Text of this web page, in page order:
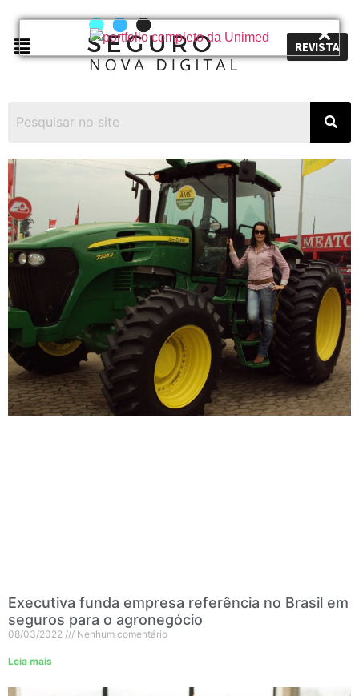
REVISTA
Executiva funda empresa referência no Brasil em
seguros para o agronegócio
08/03/2022 Nenhum comentário
Leia mais